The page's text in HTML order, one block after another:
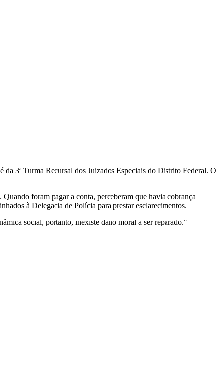
3ª Turma Recursal dos Juizados Especiais do Distrito Federal. O
foram pagar a conta, perceberam que havia cobrança
à Delegacia de Polícia para prestar esclarecimentos.
social, portanto, inexiste dano moral a ser reparado."